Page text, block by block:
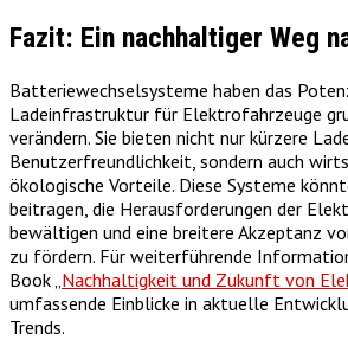
Fazit: Ein nachhaltiger Weg
Batteriewechselsysteme haben das
Ladeinfrastruktur für Elektrofahrzeuge
verändern. Sie bieten nicht nur kürzere
Benutzerfreundlichkeit, sondern auch
ökologische Vorteile. Diese Systeme
beitragen, die Herausforderungen der
bewältigen und eine breitere Akzeptanz
zu fördern. Für weiterführende
Book „ Nachhaltigkeit und Zukunft von
umfassende Einblicke in aktuelle
Trends.